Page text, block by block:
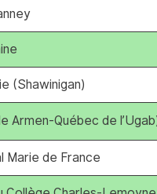
(Shawinigan)
Armen-Québec de
Marie de France